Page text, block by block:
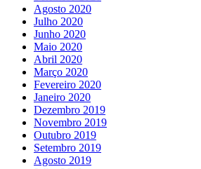
Agosto 2020
Julho 2020
Junho 2020
Maio 2020
Abril 2020
Março 2020
Fevereiro 2020
Janeiro 2020
Dezembro 2019
Novembro 2019
Outubro 2019
Setembro 2019
Agosto 2019